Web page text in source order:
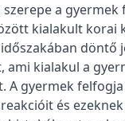
a gyermek
kialakult korai
döntő
ami kialakul a
A gyermek
és ezeknek